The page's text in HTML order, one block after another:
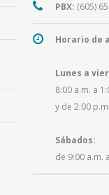
PBX: (605)
Horario de
Lunes a
8:00 a.m. a
y de 2:00
Sábados:
de 9:00 a.m.